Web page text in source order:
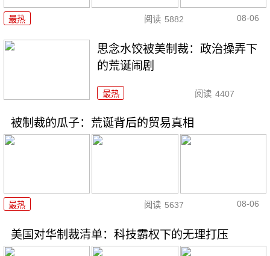
最热 阅读 5882 08-06
思念水饺被美制裁：政治操弄下
的荒诞闹剧
最热 阅读 4407
被制裁的瓜子：荒诞背后的贸易真相
最热 阅读 5637 08-06
美国对华制裁清单：科技霸权下的无理打压